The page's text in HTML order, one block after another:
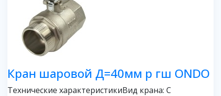
Кран шаровой Д=40мм р гш ONDO
Технические характеристикиВид крана: С